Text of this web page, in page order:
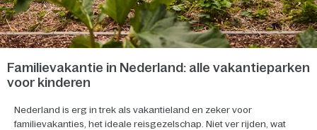
Familievakantie in Nederland: alle vakantieparken
voor kinderen
Nederland is erg in trek als vakantieland en zeker voor
familievakanties, het ideale reisgezelschap. Niet ver rijden, wat